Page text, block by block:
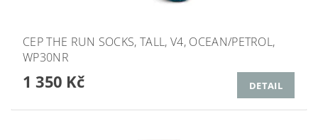
CEP THE RUN SOCKS, TALL, V4, OCEAN/PETROL,
WP30NR
1 350 Kč DETAIL